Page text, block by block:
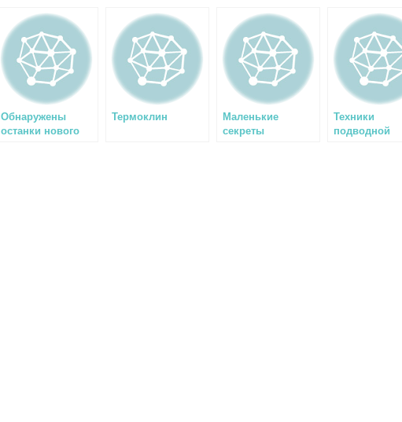
Обнаружены
останки нового
Термоклин
Маленькие
секреты
Техники
подводной